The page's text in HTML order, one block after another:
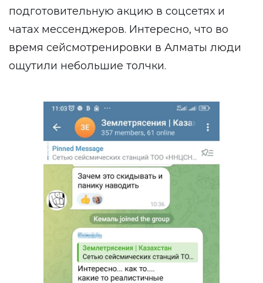
подготовительную акцию в соцсетях и
чатах мессенджеров. Интересно, что во
время сейсмотренировки в Алматы люди
ощутили небольшие толчки.